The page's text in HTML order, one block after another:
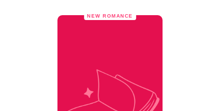
NEW ROMANCE